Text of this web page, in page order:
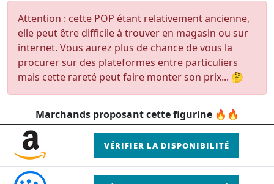
Attention : cette POP étant relativement ancienne,
elle peut être difficile à trouver en magasin ou sur
internet. Vous aurez plus de chance de vous la
procurer sur des plateformes entre particuliers
mais cette rareté peut faire monter son prix... 🤔
Marchands proposant cette figurine 🔥🔥
VÉRIFIER LA DISPONIBILITÉ